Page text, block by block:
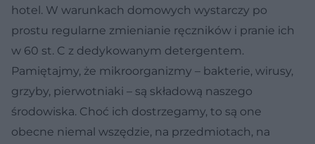
hotel. W warunkach domowych wystarczy po
prostu regularne zmienianie ręczników i pranie ich
w 60 st. C z dedykowanym detergentem.
Pamiętajmy, że mikroorganizmy – bakterie, wirusy,
grzyby, pierwotniaki – są składową naszego
środowiska. Choć ich dostrzegamy, to są one
obecne niemal wszędzie, na przedmiotach, na